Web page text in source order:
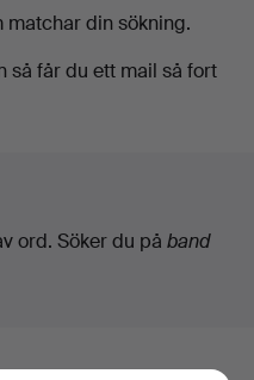
matchar din sökning.
så får du ett mail så fort
ord. Söker du på band